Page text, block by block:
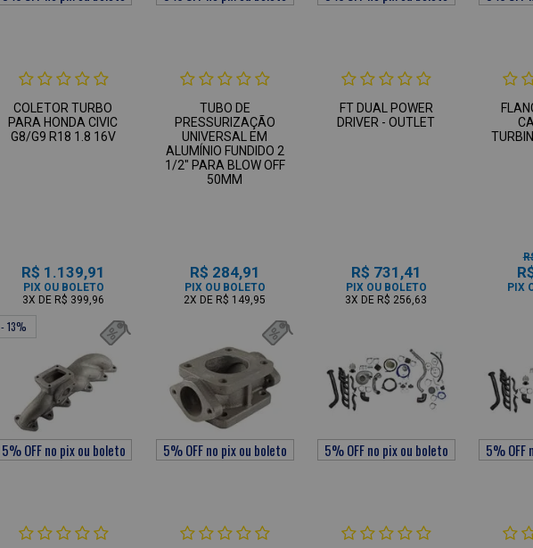
COLETOR TURBO
PARA HONDA CIVIC
G8/G9 R18 1.8 16V
R$ 1.139,91
PIX OU BOLETO
3X DE R$ 399,96
TUBO DE
PRESSURIZAÇÃO
UNIVERSAL EM
ALUMÍNIO FUNDIDO 2
1/2" PARA BLOW OFF
50MM
R$ 284,91
PIX OU BOLETO
2X DE R$ 149,95
FT DUAL POWER
DRIVER - OUTLET
R$ 731,41
PIX OU BOLETO
3X DE R$ 256,63
PIX
- 13%